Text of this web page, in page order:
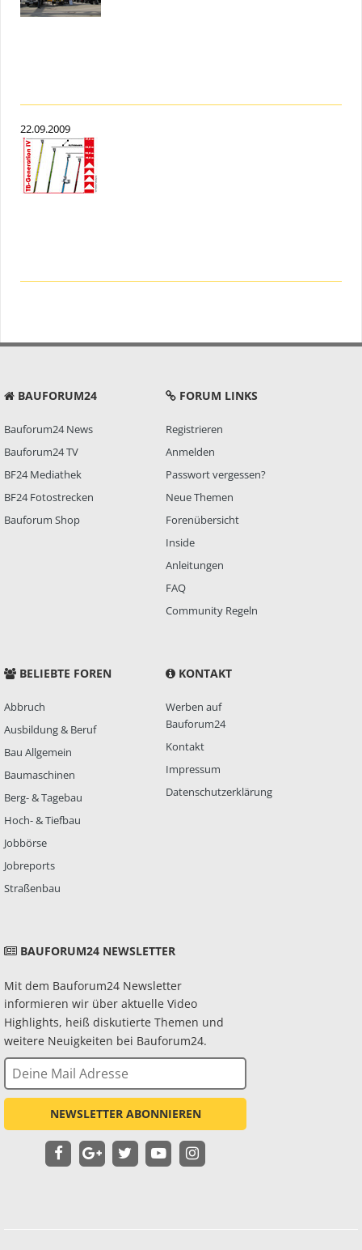
22.09.2009
BAUFORUM24
Bauforum24 News
Bauforum24 TV
BF24 Mediathek
BF24 Fotostrecken
Bauforum Shop
FORUM LINKS
Registrieren
Anmelden
Passwort vergessen?
Neue Themen
Forenübersicht
Inside
Anleitungen
FAQ
Community Regeln
BELIEBTE FOREN
Abbruch
Ausbildung & Beruf
Bau Allgemein
Baumaschinen
Berg- & Tagebau
Hoch- & Tiefbau
Jobbörse
Jobreports
Straßenbau
KONTAKT
Werben auf
Bauforum24
Kontakt
Impressum
Datenschutzerklärung
BAUFORUM24 NEWSLETTER
Mit dem Bauforum24 Newsletter
informieren wir über aktuelle Video
Highlights, heiß diskutierte Themen und
weitere Neuigkeiten bei Bauforum24.
NEWSLETTER ABONNIEREN